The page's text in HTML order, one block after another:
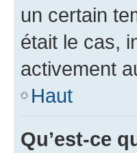
un certain
était le cas,
activement
Haut
Qu’est-ce